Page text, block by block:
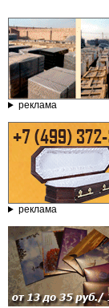
реклама
реклама